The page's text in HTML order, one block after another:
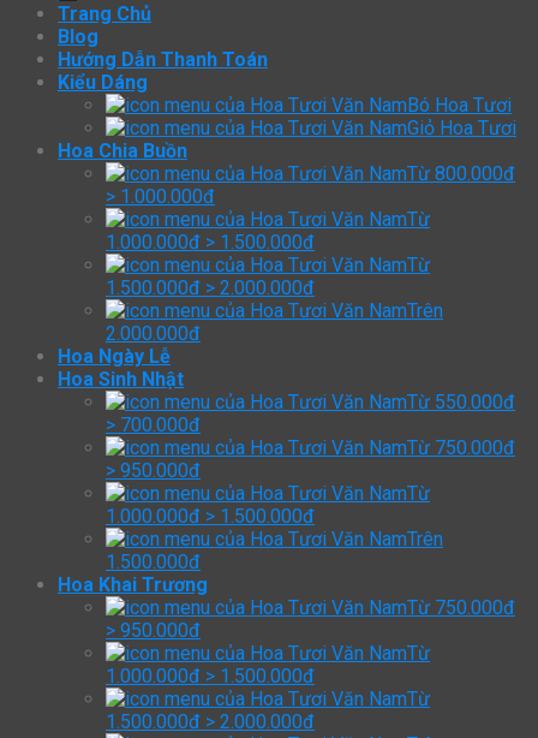
Trang Chủ
Blog
Hướng Dẫn Thanh Toán
Kiểu Dáng
Bó Hoa Tươi
Giỏ Hoa Tươi
Hoa Chia Buồn
Từ 800.000đ
> 1.000.000đ
Từ
1.000.000đ > 1.500.000đ
Từ
1.500.000đ > 2.000.000đ
Trên
2.000.000đ
Hoa Ngày Lễ
Hoa Sinh Nhật
Từ 550.000đ
> 700.000đ
Từ 750.000đ
> 950.000đ
Từ
1.000.000đ > 1.500.000đ
Trên
1.500.000đ
Hoa Khai Trương
Từ 750.000đ
> 950.000đ
Từ
1.000.000đ > 1.500.000đ
Từ
1.500.000đ > 2.000.000đ